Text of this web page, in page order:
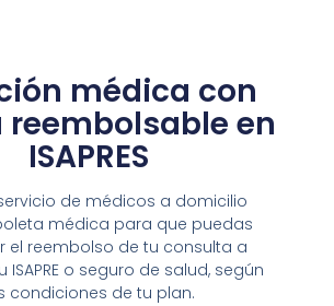
médica con
reembolsable en
ISAPRES
de médicos a domicilio
médica para que puedas
el reembolso de tu consulta a
ISAPRE o seguro de salud, según
condiciones de tu plan.